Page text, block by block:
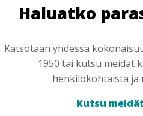
Haluatko
Katsotaan yhdessä
1950 tai kutsu meidät
henkilökohtaista ja
Kutsu